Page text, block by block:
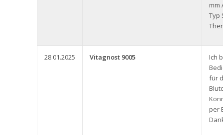
mm
Typ
28.01.2025 Vitagnost 9005
Ich
für
per